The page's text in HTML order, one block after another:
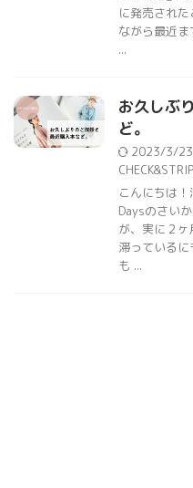
に発売され
ながら最近
...
お久しぶ
ど。
2023/3/23
こんにちは
Daysのさい
が、実に２
滞っている
も ...